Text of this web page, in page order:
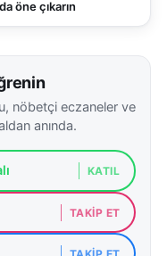
öne çıkarın
nöbetçi eczaneler ve
anında.
KATIL
TAKIP ET